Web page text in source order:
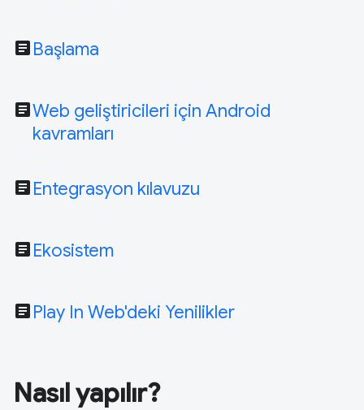
article Başlama
articleWeb geliştiricileri için Android
kavramları
article Entegrasyon kılavuzu
article Ekosistem
article Play In Web'deki Yenilikler
Nasıl yapılır?